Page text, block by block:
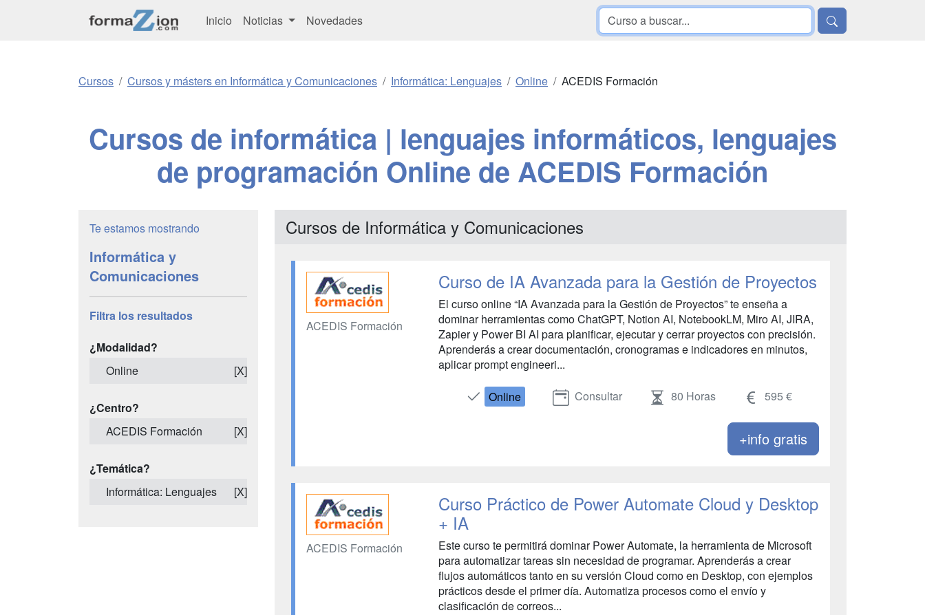
Inicio Noticias Novedades
Cursos Cursos y másters en Informática y Comunicaciones Informática: Lenguajes Online ACEDIS Formación
Cursos de informática | lenguajes informáticos, lenguajes
de programación Online de ACEDIS Formación
Te estamos mostrando
Informática y
Comunicaciones
Filtra los resultados
¿Modalidad?
Online
[X]
¿Centro?
ACEDIS Formación
[X]
¿Temática?
Informática: Lenguajes
[X]
Cursos de Informática y Comunicaciones
ACEDIS Formación
Curso de IA Avanzada para la Gestión de Proyectos
El curso online “IA Avanzada para la Gestión de Proyectos” te enseña a
dominar herramientas como ChatGPT, Notion AI, NotebookLM, Miro AI, JIRA,
Zapier y Power BI AI para planificar, ejecutar y cerrar proyectos con precisión.
Aprenderás a crear documentación, cronogramas e indicadores en minutos,
aplicar prompt engineeri...
Online Consultar 80 Horas 595 €
+info gratis
ACEDIS Formación
Curso Práctico de Power Automate Cloud y Desktop
+ IA
Este curso te permitirá dominar Power Automate, la herramienta de Microsoft
para automatizar tareas sin necesidad de programar. Aprenderás a crear
flujos automáticos tanto en su versión Cloud como en Desktop, con ejemplos
prácticos desde el primer día. Automatiza procesos como el envío y
clasificación de correos...